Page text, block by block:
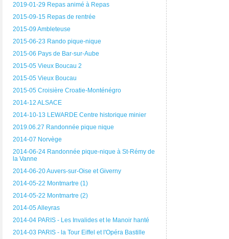
2019-01-29 Repas animé à Repas
2015-09-15 Repas de rentrée
2015-09 Ambleteuse
2015-06-23 Rando pique-nique
2015-06 Pays de Bar-sur-Aube
2015-05 Vieux Boucau 2
2015-05 Vieux Boucau
2015-05 Croisière Croatie-Monténégro
2014-12 ALSACE
2014-10-13 LEWARDE Centre historique minier
2019.06.27 Randonnée pique nique
2014-07 Norvège
2014-06-24 Randonnée pique-nique à St-Rémy de
la Vanne
2014-06-20 Auvers-sur-Oise et Giverny
2014-05-22 Montmartre (1)
2014-05-22 Montmartre (2)
2014-05 Alleyras
2014-04 PARIS - Les Invalides et le Manoir hanté
2014-03 PARIS - la Tour Eiffel et l'Opéra Bastille